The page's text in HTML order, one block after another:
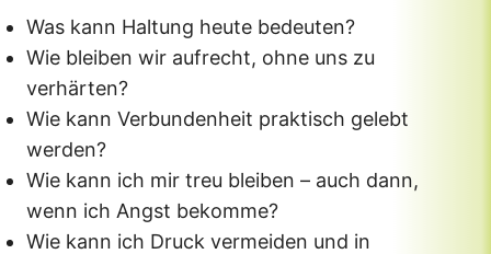
Was kann Haltung heute bedeuten?
Wie bleiben wir aufrecht, ohne uns zu
verhärten?
Wie kann Verbundenheit praktisch gelebt
werden?
Wie kann ich mir treu bleiben – auch dann,
wenn ich Angst bekomme?
Wie kann ich Druck vermeiden und in